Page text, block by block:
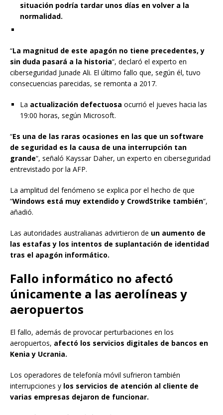
situación podría tardar unos días en volver a la
normalidad.
“La magnitud de este apagón no tiene precedentes, y
sin duda pasará a la historia“, declaró el experto en
ciberseguridad Junade Ali. El último fallo que, según él, tuvo
consecuencias parecidas, se remonta a 2017.
La actualización defectuosa ocurrió el jueves hacia las
19:00 horas, según Microsoft.
“Es una de las raras ocasiones en las que un software
de seguridad es la causa de una interrupción tan
grande“, señaló Kayssar Daher, un experto en ciberseguridad
entrevistado por la AFP.
La amplitud del fenómeno se explica por el hecho de que
“Windows está muy extendido y CrowdStrike también“,
añadió.
Las autoridades australianas advirtieron de un aumento de
las estafas y los intentos de suplantación de identidad
tras el apagón informático.
Fallo informático no afectó
únicamente a las aerolíneas y
aeropuertos
El fallo, además de provocar perturbaciones en los
aeropuertos, afectó los servicios digitales de bancos en
Kenia y Ucrania.
Los operadores de telefonía móvil sufrieron también
interrupciones y los servicios de atención al cliente de
varias empresas dejaron de funcionar.